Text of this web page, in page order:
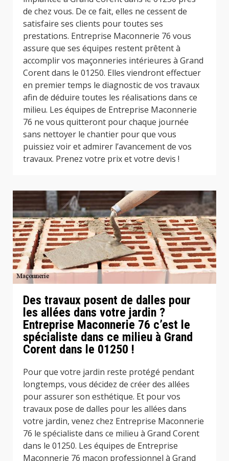
de chez vous. De ce fait, elles ne cessent de
satisfaire ses clients pour toutes ses
prestations. Entreprise Maconnerie 76 vous
assure que ses équipes restent prêtent à
accomplir vos maçonneries intérieures à Grand
Corent dans le 01250. Elles viendront effectuer
en premier temps le diagnostic de vos travaux
afin de déduire toutes les réalisations dans ce
milieu. Les équipes de Entreprise Maconnerie
76 ne vous quitteront pour chaque journée
sans nettoyer le chantier pour que vous
puissiez voir et admirer l’avancement de vos
travaux. Prenez votre prix et votre devis !
Des travaux posent de dalles pour
les allées dans votre jardin ?
Entreprise Maconnerie 76 c’est le
spécialiste dans ce milieu à Grand
Corent dans le 01250 !
Pour que votre jardin reste protégé pendant
longtemps, vous décidez de créer des allées
pour assurer son esthétique. Et pour vos
travaux pose de dalles pour les allées dans
votre jardin, venez chez Entreprise Maconnerie
76 le spécialiste dans ce milieu à Grand Corent
dans le 01250. Les équipes de Entreprise
Maconnerie 76 maçon professionnel à Grand